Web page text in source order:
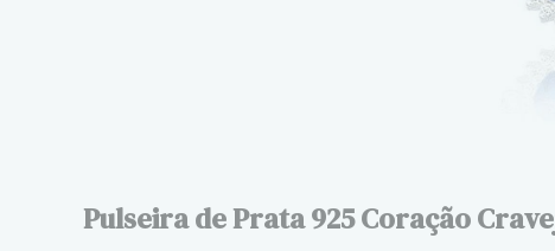
Pulseira de Prata 925 Coração